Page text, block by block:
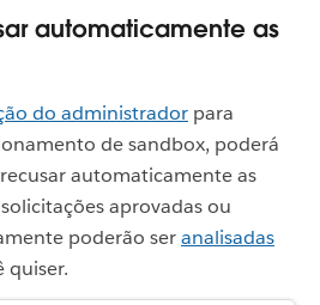
automaticamente as
do administrador para
de sandbox, poderá
automaticamente as
aprovadas ou
poderão seranalisadas
quiser.